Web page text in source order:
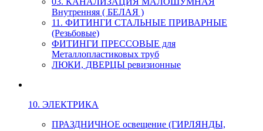
Внутренняя ( БЕЛАЯ )
11. ФИТИНГИ СТАЛЬНЫЕ ПРИВАРНЫЕ
(Резьбовые)
ФИТИНГИ ПРЕССОВЫЕ для
Металлопластиковых труб
ЛЮКИ, ДВЕРЦЫ ревизионные
10. ЭЛЕКТРИКА
ПРАЗДНИЧНОЕ освещение (ГИРЛЯНДЫ,